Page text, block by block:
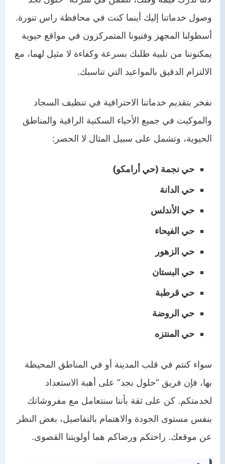
وصول خدماتنا إليك أينما كنت في محافظة راس تنورة.
أسطولنا المجهز وفنيونا المتمركزون في مواقع حيوية
يمكنوننا من تلبية طلبك بسرعة وكفاءة لا مثيل لهما، مع
الالتزام الدقيق بالمواعيد التي تناسبك.
نفخر بتقديم خدماتنا الاحترافية في تنظيف السجاد
والموكيت في جميع الأحياء السكنية الراقية والمناطق
الحيوية، وتشمل على سبيل المثال لا الحصر:
حي نجمة (حي أرامكو)
حي الدانة
حي الأندلس
حي الفيحاء
حي الزهور
حي البستان
حي قرطبة
حي الروضة
حي المنتزه
سواء كنتم في قلب المدينة أو في المناطق المحيطة
بها، فإن فريق “حلول نجد” على أهبة الاستعداد
لخدمتكم. كن على ثقة بأننا سنتعامل مع مفروشاتك
بنفس مستوى الجودة والاهتمام بالتفاصيل، بغض النظر
عن موقعك. راحتكم ورضاكم هما أولويتنا القصوى.